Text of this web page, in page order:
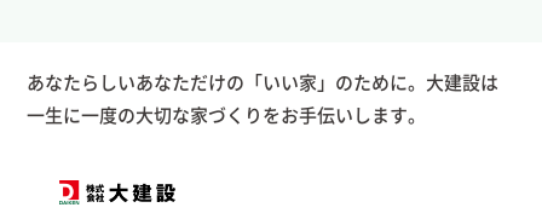
あなたらしいあなただけの「いい家」のために。大建設は
一生に一度の大切な家づくりをお手伝いします。